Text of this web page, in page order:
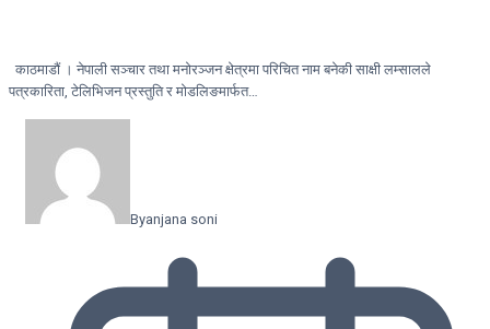
काठमाडौं । नेपाली सञ्चार तथा मनोरञ्जन क्षेत्रमा परिचित नाम बनेकी साक्षी लम्सालले
पत्रकारिता, टेलिभिजन प्रस्तुति र मोडलिङमार्फत…
Byanjana soni